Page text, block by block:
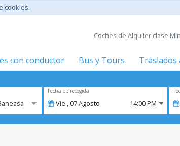
cookies.
Coches de Alquiler clase
con conductor Bus y Tours
Fecha de recogida
Vie.,07Agosto 14:00 PM